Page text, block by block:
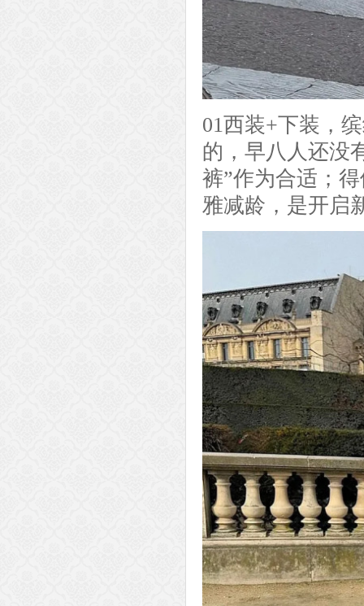
01西装+下装，
的，早八人还没
裤”作为合适；
雅减龄，是开启